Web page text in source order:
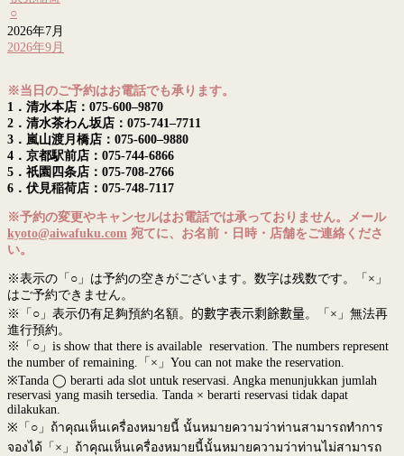
○
2026年7月
2026年9月
※当日のご予約はお電話でも承ります。
1．清水本店：075-600–9870
2．清水茶わん坂店：075-741–7711
3．嵐山渡月橋店：075-600–9880
4．京都駅前店：075-744-6866
5．祇園四条店：075-708-2766
6．伏見稲荷店：075-748-7117
※予約の変更やキャンセルはお電話では承っておりません。メール
kyoto@aiwafuku.com 宛てに、お名前・日時・店舗をご連絡くださ
い。
※表示の「○」は予約の空きがございます。数字は残数です。「×」
はご予約できません。
※「○」表示仍有足夠預約名額。 的數字表示剩餘數量。「×」無法再
進行預約。
※「○」is show that there is available reservation. The numbers represent
the number of remaining.「×」You can not make the reservation.
※Tanda ◯ berarti ada slot untuk reservasi. Angka menunjukkan jumlah
reservasi yang masih tersedia. Tanda × berarti reservasi tidak dapat
dilakukan.
※ 「○」ถ้าคุณเห็นเครื่องหมายนี้ นั้นหมายความว่าท่านสามารถทำการ
จองได้「×」ถ้าคุณเห็นเครื่องหมายนี้นั้นหมายความว่าท่านไม่สามารถ